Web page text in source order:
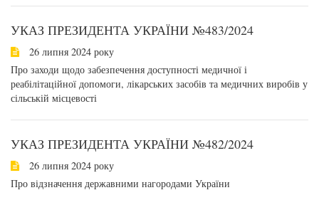
УКАЗ ПРЕЗИДЕНТА УКРАЇНИ №483/2024
26 липня 2024 року
Про заходи щодо забезпечення доступності медичної і
реабілітаційної допомоги, лікарських засобів та медичних виробів у
сільській місцевості
УКАЗ ПРЕЗИДЕНТА УКРАЇНИ №482/2024
26 липня 2024 року
Про відзначення державними нагородами України